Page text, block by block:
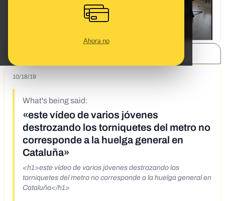
Ahora no
10/18/19
What's being said:
«este vídeo de varios jóvenes
destrozando los torniquetes del metro no
corresponde a la huelga general en
Cataluña»
<h1>este vídeo de varios jóvenes destrozando los
torniquetes del metro no corresponde a la huelga general en
Cataluña</h1>